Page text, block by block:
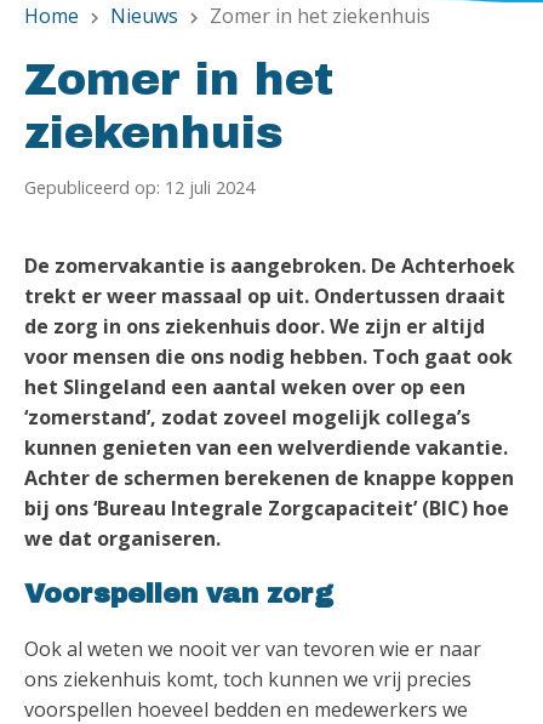
Home chevron_right Nieuws chevron_right Zomer in het ziekenhuis
Zomer in het
ziekenhuis
Gepubliceerd op: 12 juli 2024
De zomervakantie is aangebroken. De Achterhoek
trekt er weer massaal op uit. Ondertussen draait
de zorg in ons ziekenhuis door. We zijn er altijd
voor mensen die ons nodig hebben. Toch gaat ook
het Slingeland een aantal weken over op een
‘zomerstand’, zodat zoveel mogelijk collega’s
kunnen genieten van een welverdiende vakantie.
Achter de schermen berekenen de knappe koppen
bij ons ‘Bureau Integrale Zorgcapaciteit’ (BIC) hoe
we dat organiseren.
Voorspellen van zorg
Ook al weten we nooit ver van tevoren wie er naar
ons ziekenhuis komt, toch kunnen we vrij precies
voorspellen hoeveel bedden en medewerkers we